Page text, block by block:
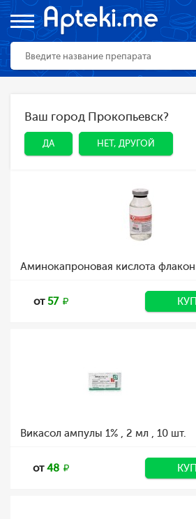
ДА НЕТ, ДРУГОЙ
Ваш город Прокопьевск?
ДА НЕТ, ДРУГОЙ
Главная Каталог Лекарства и
Болезни крови
Аминокапроновая кислота
от57
Викасол ампулы 1% , 2 мл , 10 шт.
от48